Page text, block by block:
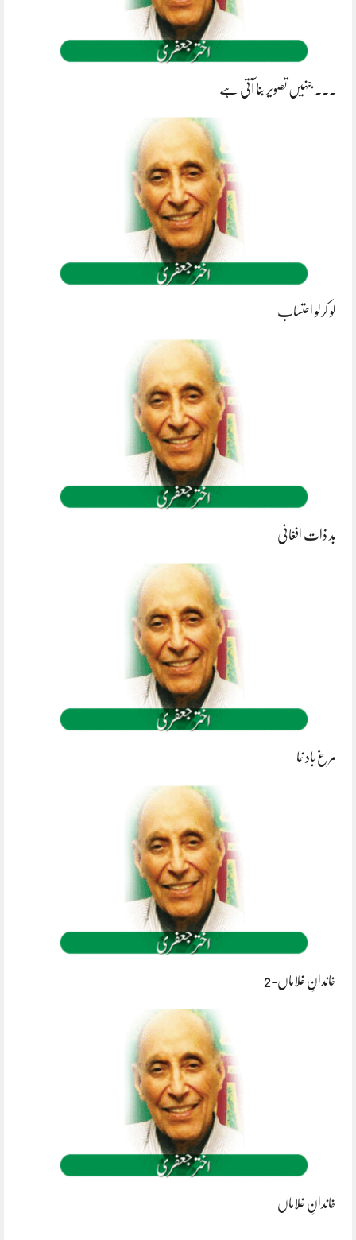
۔۔۔ جنہیں تصویر بنا آتی ہے
لو کرلو احتساب
بد ذات افغانی
مرغ باد نما
خاندانِ غلاماں-2
خاندانِ غلاماں